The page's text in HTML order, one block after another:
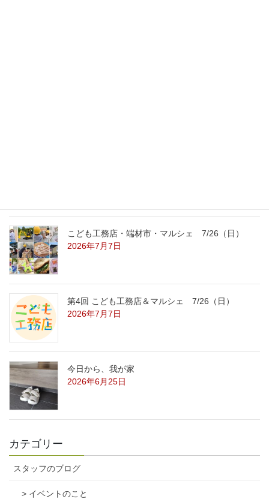
こども工務店・端材市・マルシェ 7/26（日）
2026年7月7日
第4回 こども工務店＆マルシェ 7/26（日）
2026年7月7日
今日から、我が家
2026年6月25日
カテゴリー
スタッフのブログ
> イベントのこと